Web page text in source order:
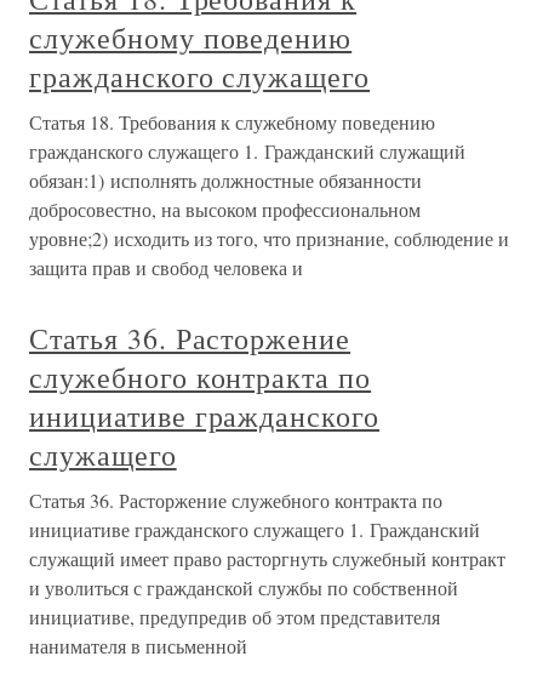
служебному поведению
гражданского служащего
Статья 18. Требования к служебному поведению
гражданского служащего 1. Гражданский служащий
обязан:1) исполнять должностные обязанности
добросовестно, на высоком профессиональном
уровне;2) исходить из того, что признание, соблюдение и
защита прав и свобод человека и
Статья 36. Расторжение
служебного контракта по
инициативе гражданского
служащего
Статья 36. Расторжение служебного контракта по
инициативе гражданского служащего 1. Гражданский
служащий имеет право расторгнуть служебный контракт
и уволиться с гражданской службы по собственной
инициативе, предупредив об этом представителя
нанимателя в письменной